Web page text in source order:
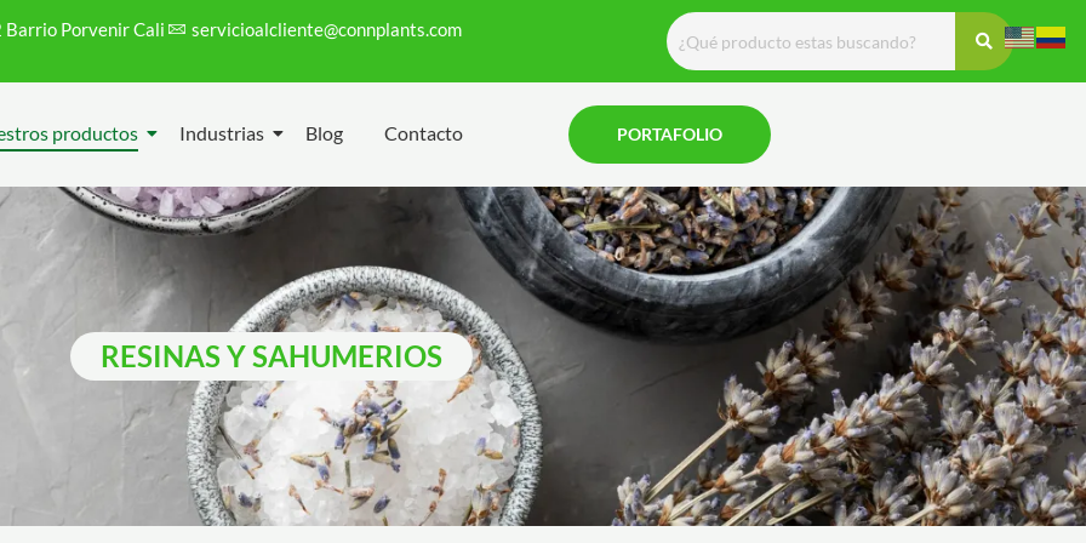
Barrio Porvenir Cali servicioalcliente@connplants.com
productos Industrias Blog Contacto PORTAFOLIO
RESINAS Y SAHUMERIOS